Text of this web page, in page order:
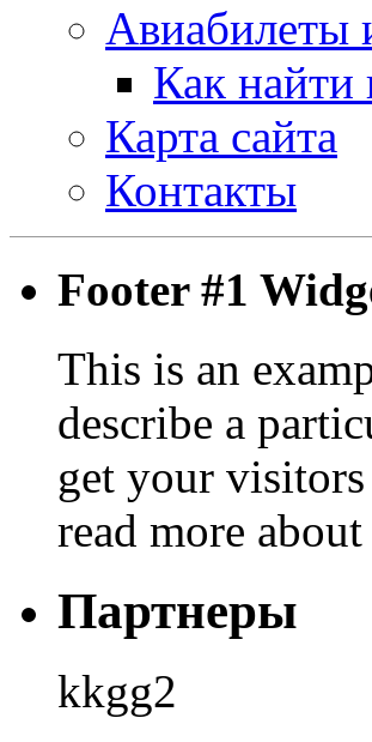
Авиабилеты
Как найти
Карта сайта
Контакты
Footer #1
This is an
describe a
get your
read more
Партнеры
kkgg2